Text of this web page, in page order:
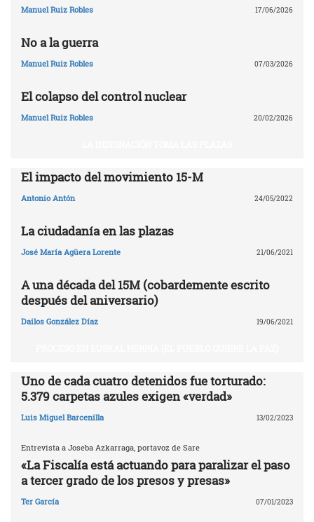
Manuel Ruiz Robles 17/06/2026
No a la guerra
Manuel Ruiz Robles 07/03/2026
El colapso del control nuclear
Manuel Ruiz Robles 20/02/2026
El impacto del movimiento 15-M
Antonio Antón 24/05/2022
La ciudadanía en las plazas
José María Agüera Lorente 21/06/2021
A una década del 15M (cobardemente escrito
después del aniversario)
Dailos González Díaz 19/06/2021
Uno de cada cuatro detenidos fue torturado:
5.379 carpetas azules exigen «verdad»
Luis Miguel Barcenilla 13/02/2023
Entrevista a Joseba Azkarraga, portavoz de Sare
«La Fiscalía está actuando para paralizar el paso
a tercer grado de los presos y presas»
Ter García 07/01/2023